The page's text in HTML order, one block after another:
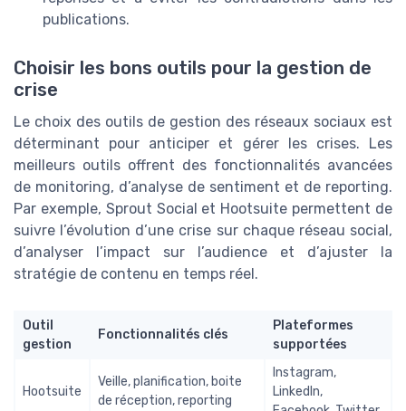
publications.
Choisir les bons outils pour la gestion de
crise
Le choix des outils de gestion des réseaux sociaux est
déterminant pour anticiper et gérer les crises. Les
meilleurs outils offrent des fonctionnalités avancées
de monitoring, d’analyse de sentiment et de reporting.
Par exemple, Sprout Social et Hootsuite permettent de
suivre l’évolution d’une crise sur chaque réseau social,
d’analyser l’impact sur l’audience et d’ajuster la
stratégie de contenu en temps réel.
Outil
gestion
Fonctionnalités clés
Plateformes
supportées
Hootsuite
Veille, planification, boite
de réception, reporting
Instagram,
LinkedIn,